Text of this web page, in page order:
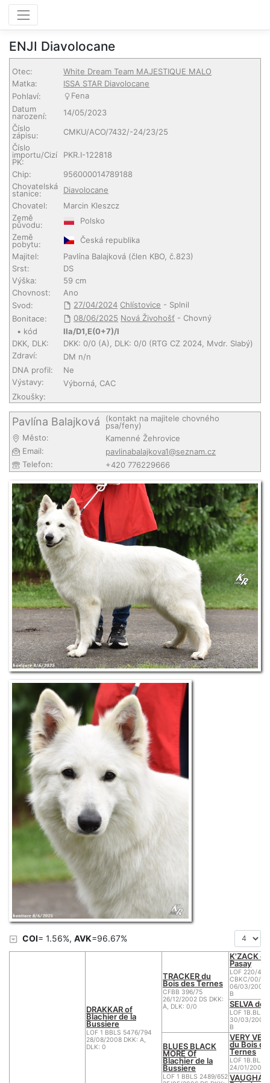
ENJI Diavolocane
Otec:
White Dream Team MAJESTIQUE MALO
Matka:
ISSA STAR Diavolocane
Pohlaví:
Fena
Datum
narození:
14/05/2023
Číslo
zápisu:
CMKU/ACO/7432/-24/23/25
Číslo
importu/Cizí
PK:
PKR.I-122818
Chip:
956000014789188
Chovatelská
stanice:
Diavolocane
Chovatel:
Marcin Kleszcz
Země
původu:
Polsko
Země
pobytu:
Česká republika
Majitel:
Pavlína Balajková (člen KBO, č.823)
Srst:
DS
Výška:
59 cm
Chovnost:
Ano
Svod:
27/04/2024 Chlístovice - Splnil
Bonitace:
08/06/2025 Nová Živohošť - Chovný
• kód
IIa/D1,E(0+7)/I
DKK, DLK:
DKK: 0/0 (A), DLK: 0/0 (RTG CZ 2024, Mvdr. Slabý)
Zdraví:
DM n/n
DNA profil:
Ne
Výstavy:
Výborná, CAC
Zkoušky:
Pavlína Balajková (kontakt na majitele chovného
psa/feny)
Město:
Kamenné Žehrovice
Email:
pavlinabalajkova1@seznam.cz
Telefon:
+420 776229666
COI= 1.56%, AVK=96.67%
DRAKKAR of
Blachier de la
Bussiere
LOF 1 BBLS 5476/794
28/08/2008 DKK: A,
DLK: 0
TRACKER du
Bois des Ternes
CFBB 396/75
26/12/2002 DS DKK:
A, DLK: 0/0
K'ZACK
Pasay
LOF 220/46 -
CBKC/00/
06/03/2000
B
SELVA de
LOF
30/03/2001
B
BLUES BLACK
MORE Of
Blachier de la
Bussiere
LOF 1 BBLS 2489/652
VERY
du Bois
Ternes
LOF
24/01/2004